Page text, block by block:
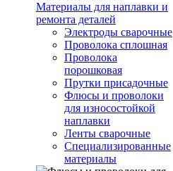
Материалы для наплавки и
ремонта деталей
Электроды сварочные
Проволока сплошная
Проволока
порошковая
Прутки присадочные
Флюсы и проволоки
для износостойкой
наплавки
Ленты сварочные
Специализированные
материалы